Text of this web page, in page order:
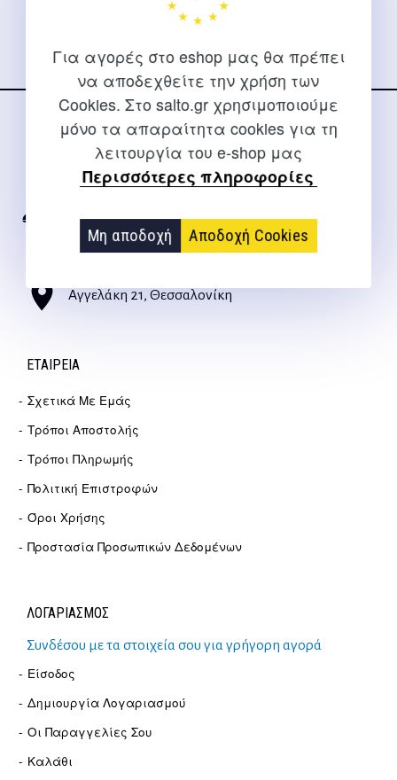
Για αγορές στο eshop μας θα πρέπει
να αποδεχθείτε την χρήση των
Cookies. Στο salto.gr χρησιμοποιούμε
μόνο τα απαραίτητα cookies για τη
λειτουργία του e-shop μας
Περισσότερες πληροφορίες
Μη αποδοχή Αποδοχή Cookies
ΕΠΙΚΟΙΝΩΝΊΑ
Για διευκρινίσεις και υποστήριξη παραγγελιών μέσω του
2310 267108
Αγγελάκη 21, Θεσσαλονίκη
ΕΤΑΙΡΕΊΑ
Σχετικά Με Εμάς
Τρόποι Αποστολής
Τρόποι Πληρωμής
Πολιτική Επιστροφών
Όροι Χρήσης
Προστασία Προσωπικών Δεδομένων
ΛΟΓΑΡΙΑΣΜΟΣ
Συνδέσου με τα στοιχεία σου για γρήγορη αγορά
Είσοδος
Δημιουργία Λογαριασμού
Οι Παραγγελίες Σου
Καλάθι